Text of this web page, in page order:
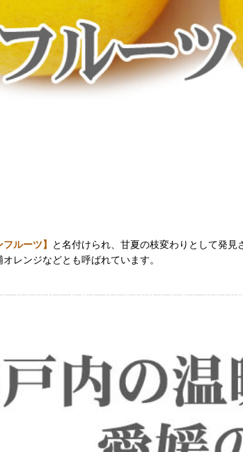
フルーツ】
と名付けられ、甘夏の枝変わりとして発
レンジなどとも呼ばれています。